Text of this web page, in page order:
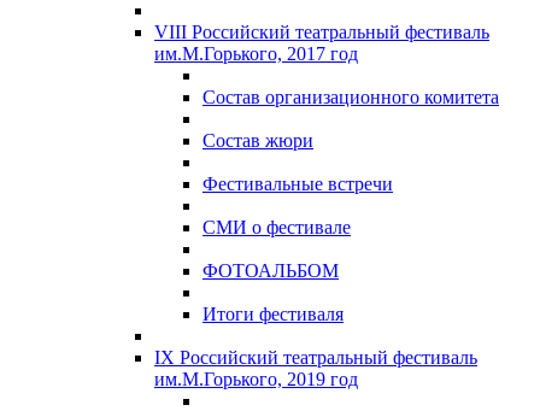
VIII Российский театральный фестиваль
им.М.Горького, 2017 год
Состав организационного комитета
Состав жюри
Фестивальные встречи
СМИ о фестивале
ФОТОАЛЬБОМ
Итоги фестиваля
IX Российский театральный фестиваль
им.М.Горького, 2019 год